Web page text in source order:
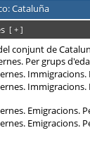
Cataluña
[ + ]
conjunt de
Per grups
Immigracions.
Emigracions.
Emigracions.